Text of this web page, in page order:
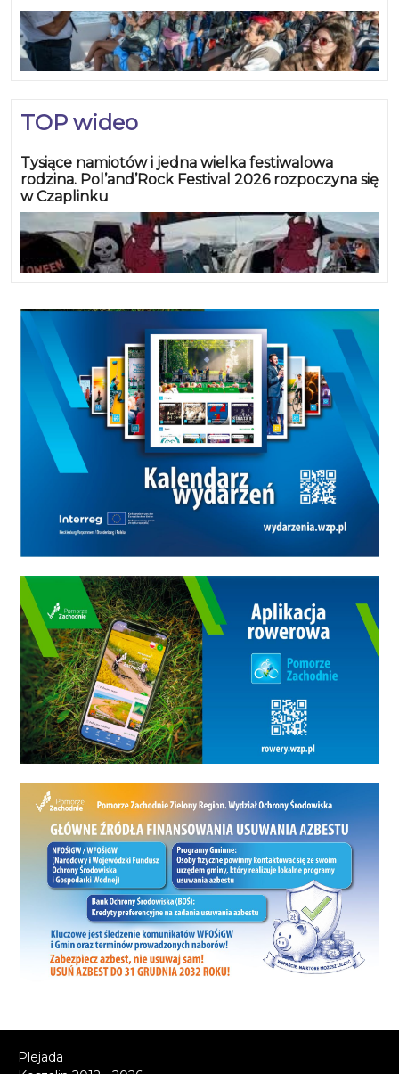
TOP wideo
Tysiące namiotów i jedna wielka festiwalowa
rodzina. Pol’and’Rock Festival 2026 rozpoczyna się
w Czaplinku
Plejada